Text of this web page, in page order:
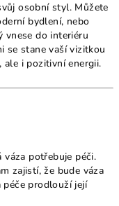
osobní styl. Můžete
bydlení, nebo
vnese do interiéru
se stane vaší vizitkou
ale i pozitivní energii.
potřebuje péči.
zajistí, že bude váza
péče prodlouží její